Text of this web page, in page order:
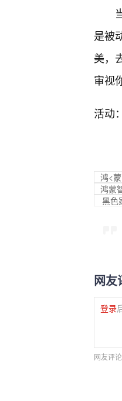
是被
美，
审视
活动
鸿<
鸿蒙
黑色
网友
登录
网友评